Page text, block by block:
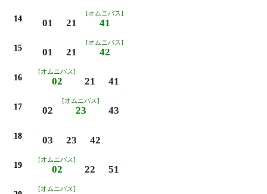
14 01 21
[オムニバス]
41
15 01 21
[オムニバス]
42
16
[オムニバス]
02 21 41
17 02
[オムニバス]
23 43
18 03 23 42
19
[オムニバス]
02 22 51
[オムニバス]